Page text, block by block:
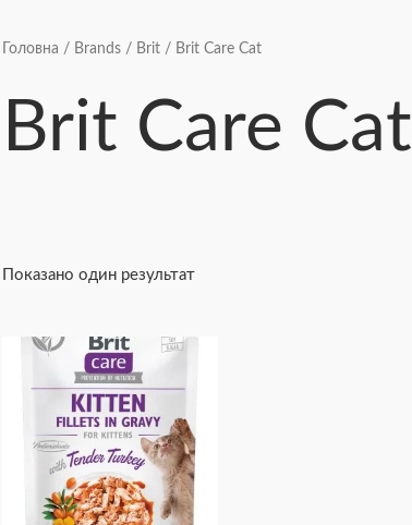
Головна / Brands / Brit / Brit Care Cat
Brit Care Cat
Показано один результат